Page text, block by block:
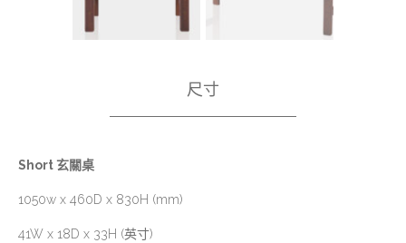
尺寸
Short 玄關桌
1050w x 460D x 830H (mm)
41W x 18D x 33H (英寸)